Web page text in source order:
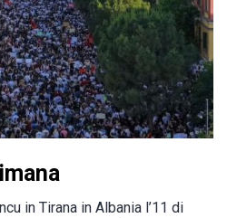
in Tirana in Albania l’11 di